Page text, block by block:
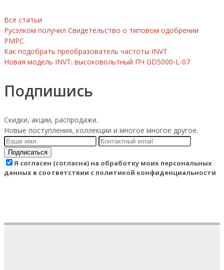
Все статьи
Русэлком получил Свидетельство о типовом одобрении
РМРС
Как подобрать преобразователь частоты INVT
Новая модель INVT: высоковольтный ПЧ GD5000-L-07
Подпишись
Скидки, акции, распродажи.
Новые поступления, коллекции и многое многое другое.
Подписаться
Я согласен (согласна) на обработку моих персональных
данных в соответствии с политикой конфиденциальности